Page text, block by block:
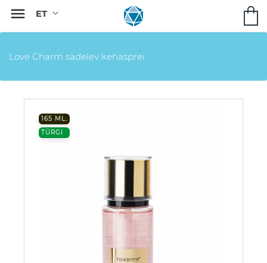

Love Charm sädelev kehasprei
165 ML.
TÜRGI